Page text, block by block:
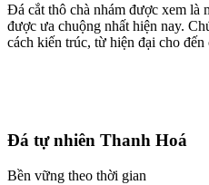
Đá cắt thô chà nhám được xem là
được ưa chuộng nhất hiện nay.
cách kiến trúc, từ hiện đại cho
Đá tự nhiên Thanh Hoá
Bền vững theo thời gian